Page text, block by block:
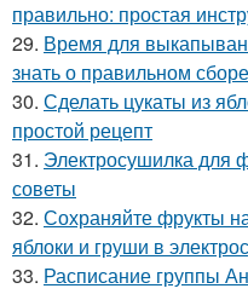
правильно: простая
29. Время для
знать о правильном
30. Сделать цукаты из
простой рецепт
31. Электросушилка для
советы
32. Сохраняйте фрукты
яблоки и груши в
33. Расписание группы